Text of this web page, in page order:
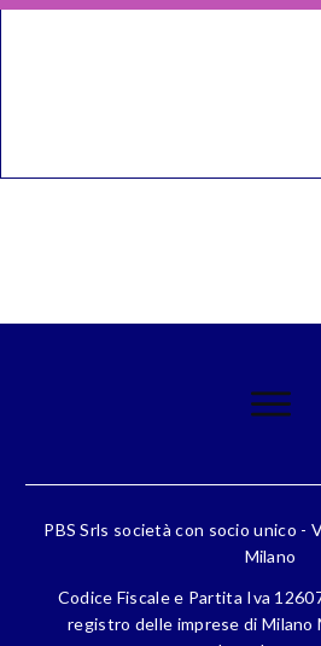
PBS Srls società con socio unico -
Milano
Codice Fiscale e Partita Iva
registro delle imprese di Milano